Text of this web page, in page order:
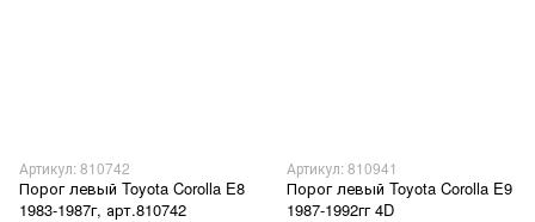
Артикул: 810742
Порог левый Toyota Corolla E8
1983-1987г, арт.810742
Артикул: 810941
Порог левый Toyota Corolla E9
1987-1992гг 4D